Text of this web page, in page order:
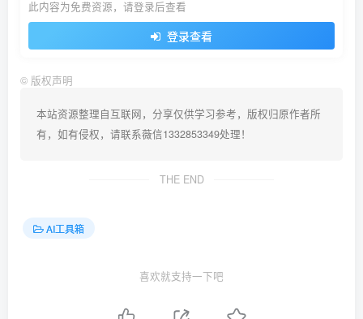
此内容为免费资源，请登录后查看
登录查看
© 版权声明
本站资源整理自互联网，分享仅供学习参考，版权归原作者所
有，如有侵权，请联系薇信1332853349处理！
THE END
AI工具箱
喜欢就支持一下吧